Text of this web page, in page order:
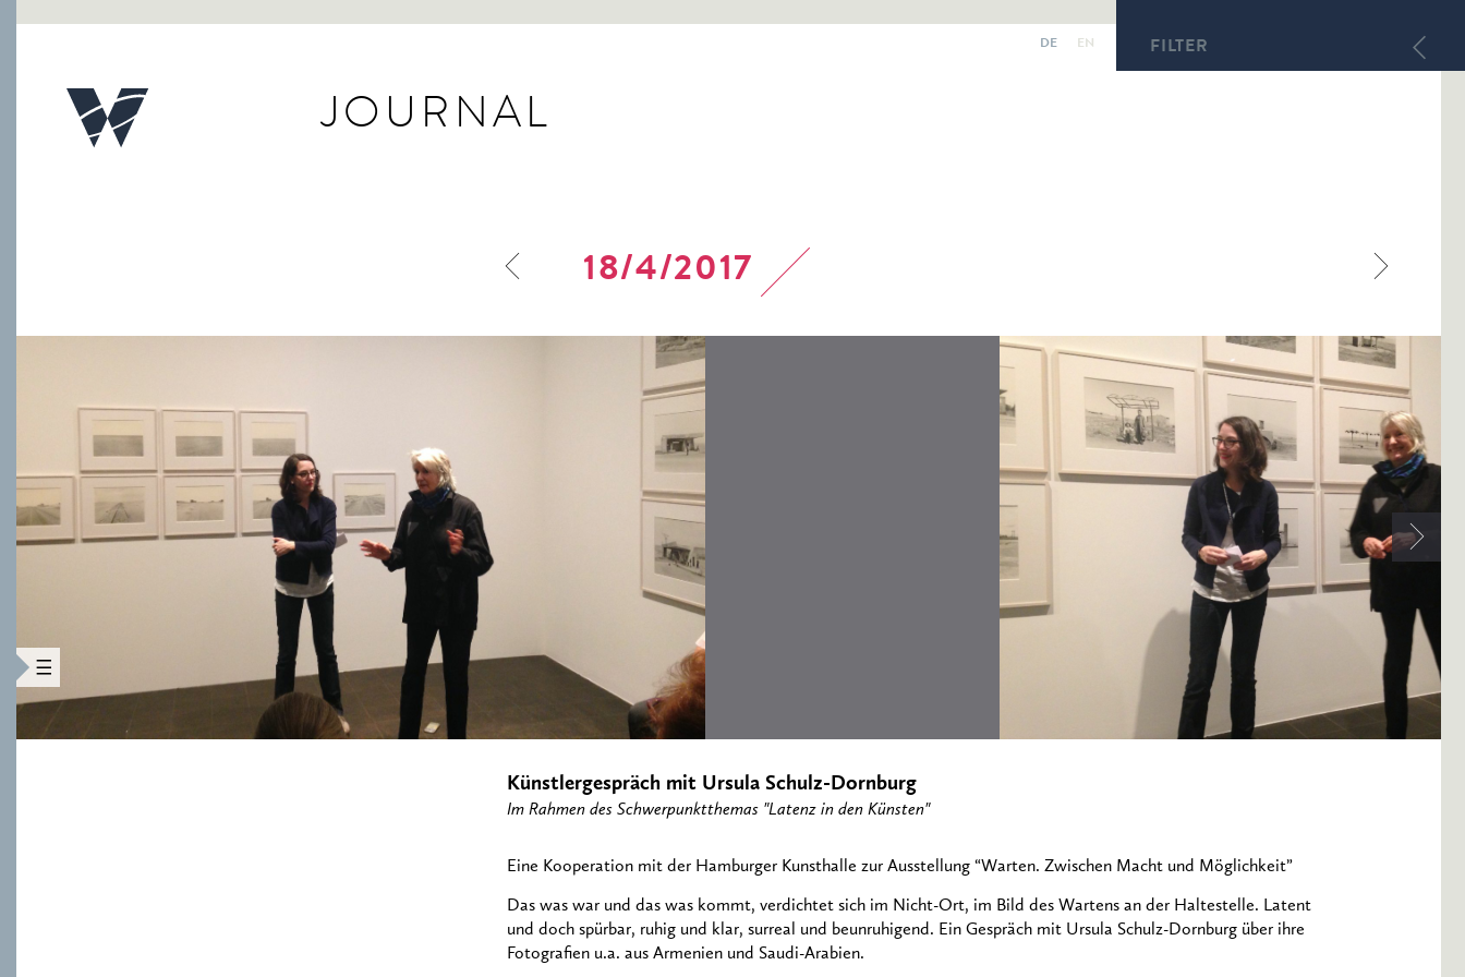
DE EN FILTER
JOURNAL
18/4/2017
Künstlergespräch mit Ursula Schulz-Dornburg
Im Rahmen des Schwerpunktthemas "Latenz in den Künsten"
Eine Kooperation mit der Hamburger Kunsthalle zur Ausstellung “Warten. Zwischen Macht und Möglichkeit”
Das was war und das was kommt, verdichtet sich im Nicht-Ort, im Bild des Wartens an der Haltestelle. Latent
und doch spürbar, ruhig und klar, surreal und beunruhigend. Ein Gespräch mit Ursula Schulz-Dornburg über ihre
Fotografien u.a. aus Armenien und Saudi-Arabien.